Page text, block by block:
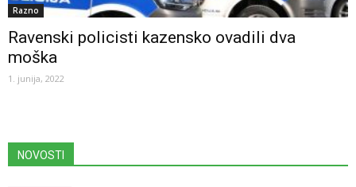
Razno
Ravenski policisti kazensko ovadili dva
moška
1. junija, 2022
NOVOSTI